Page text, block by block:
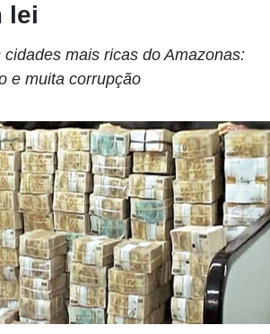
lei
mais ricas do Amazonas:
e muita corrupção